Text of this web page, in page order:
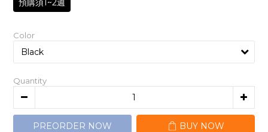
預購須1~2週
Color
Quantity
PREORDER NOW BUY NOW